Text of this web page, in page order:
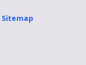
Sitemap